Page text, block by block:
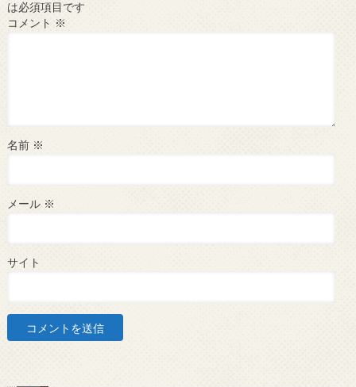
は必須項目です
コメント
※
名前 ※
メール ※
サイト